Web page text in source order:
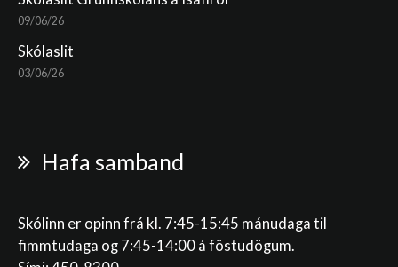
09/06/26
Skólaslit
03/06/26
Hafa samband
Skólinn er opinn frá kl. 7:45-15:45 mánudaga til
fimmtudaga og 7:45-14:00 á föstudögum.